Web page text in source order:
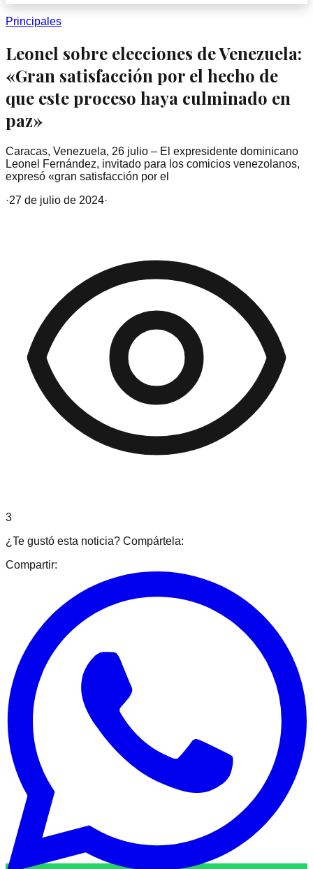
Principales
Leonel sobre elecciones de Venezuela:
«Gran satisfacción por el hecho de
que este proceso haya culminado en
paz»
Caracas, Venezuela, 26 julio – El expresidente dominicano
Leonel Fernández, invitado para los comicios venezolanos,
expresó «gran satisfacción por el
·27 de julio de 2024·
3
¿Te gustó esta noticia? Compártela:
Compartir: